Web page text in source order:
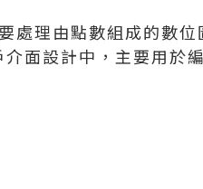
理由點數組成的數位
面設計中，主要用於編